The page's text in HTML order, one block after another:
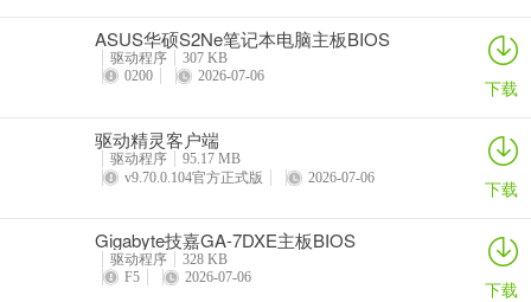
ASUS华硕S2Ne笔记本电脑主板BIOS
驱动程序
307 KB
0200
2026-07-06 下载
驱动精灵客户端
驱动程序
95.17 MB
v9.70.0.104官方正式版
2026-07-06 下载
Gigabyte技嘉GA-7DXE主板BIOS
驱动程序
328 KB
F5
2026-07-06 下载